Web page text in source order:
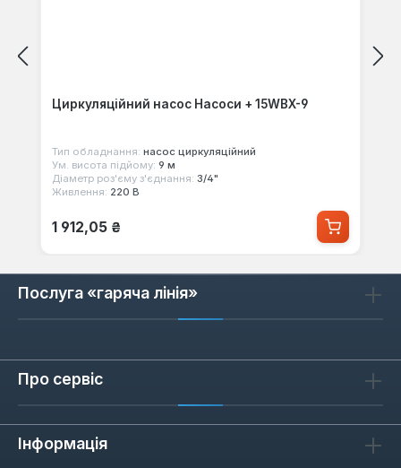
Циркуляційний насос Насоси + 15WBX-9
Тип обладнання: насос циркуляційний
Ум. висота підйому: 9 м
Діаметр роз'єму з'єднання: 3/4"
Живлення: 220 В
Звичайна ціна:
1 912,05 ₴
Послуга «гаряча лінія»
Про сервіс
Інформація